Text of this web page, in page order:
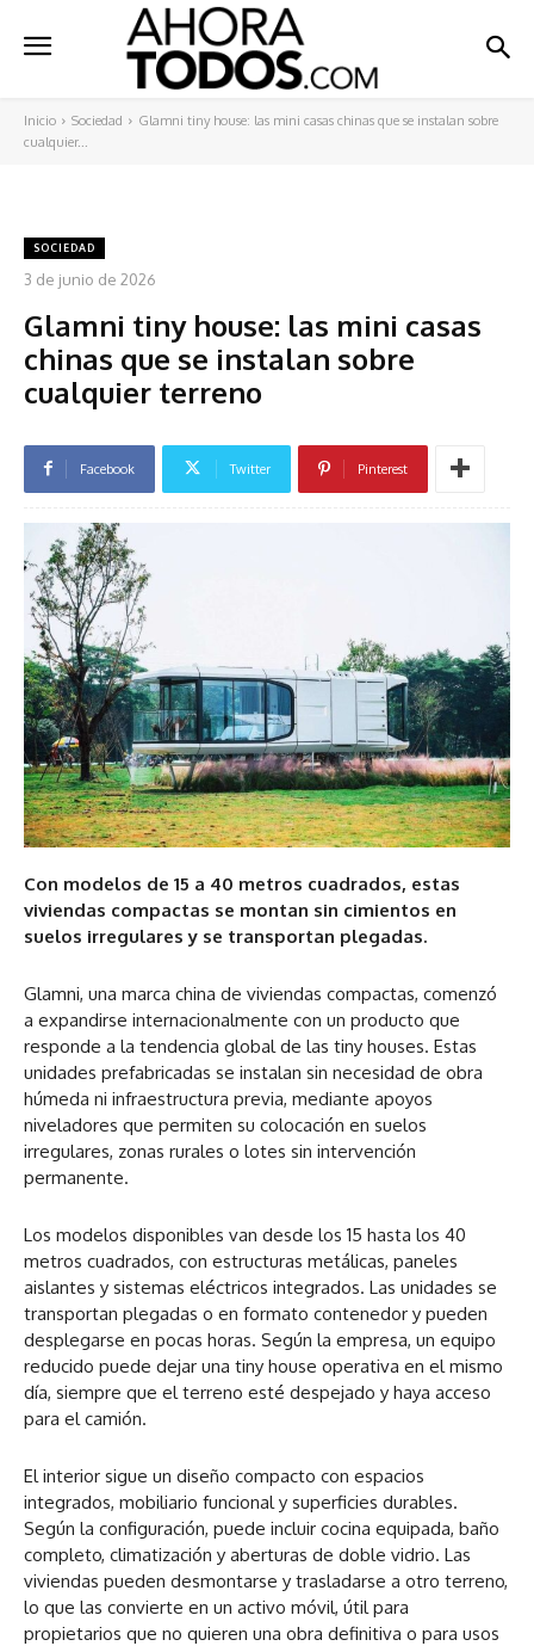
Inicio Sociedad
Glamni tiny house: las mini casas chinas que se instalan sobre
cualquier...
SOCIEDAD
3 de junio de 2026
Glamni tiny house: las mini casas
chinas que se instalan sobre
cualquier terreno
Facebook Twitter Pinterest
Con modelos de 15 a 40 metros cuadrados, estas
viviendas compactas se montan sin cimientos en
suelos irregulares y se transportan plegadas.
Glamni, una marca china de viviendas compactas, comenzó
a expandirse internacionalmente con un producto que
responde a la tendencia global de las tiny houses. Estas
unidades prefabricadas se instalan sin necesidad de obra
húmeda ni infraestructura previa, mediante apoyos
niveladores que permiten su colocación en suelos
irregulares, zonas rurales o lotes sin intervención
permanente.
Los modelos disponibles van desde los 15 hasta los 40
metros cuadrados, con estructuras metálicas, paneles
aislantes y sistemas eléctricos integrados. Las unidades se
transportan plegadas o en formato contenedor y pueden
desplegarse en pocas horas. Según la empresa, un equipo
reducido puede dejar una tiny house operativa en el mismo
día, siempre que el terreno esté despejado y haya acceso
para el camión.
El interior sigue un diseño compacto con espacios
integrados, mobiliario funcional y superficies durables.
Según la configuración, puede incluir cocina equipada, baño
completo, climatización y aberturas de doble vidrio. Las
viviendas pueden desmontarse y trasladarse a otro terreno,
lo que las convierte en un activo móvil, útil para
propietarios que no quieren una obra definitiva o para usos